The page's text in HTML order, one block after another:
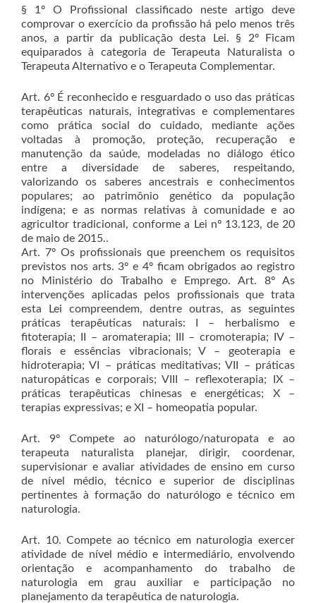
§ 1º O Profissional classificado neste artigo deve
comprovar o exercício da profissão há pelo menos três
anos, a partir da publicação desta Lei. § 2º Ficam
equiparados à categoria de Terapeuta Naturalista o
Terapeuta Alternativo e o Terapeuta Complementar.
Art. 6º É reconhecido e resguardado o uso das práticas
terapêuticas naturais, integrativas e complementares
como prática social do cuidado, mediante ações
voltadas à promoção, proteção, recuperação e
manutenção da saúde, modeladas no diálogo ético
entre a diversidade de saberes, respeitando,
valorizando os saberes ancestrais e conhecimentos
populares; ao patrimônio genético da população
indígena; e as normas relativas à comunidade e ao
agricultor tradicional, conforme a Lei nº 13.123, de 20
de maio de 2015..
Art. 7º Os profissionais que preenchem os requisitos
previstos nos arts. 3º e 4º ficam obrigados ao registro
no Ministério do Trabalho e Emprego. Art. 8º As
intervenções aplicadas pelos profissionais que trata
esta Lei compreendem, dentre outras, as seguintes
práticas terapêuticas naturais: I – herbalismo e
fitoterapia; II – aromaterapia; III – cromoterapia; IV –
florais e essências vibracionais; V – geoterapia e
hidroterapia; VI – práticas meditativas; VII – práticas
naturopáticas e corporais; VIII – reflexoterapia; IX –
práticas terapêuticas chinesas e energéticas; X –
terapias expressivas; e XI – homeopatia popular.
Art. 9º Compete ao naturólogo/naturopata e ao
terapeuta naturalista planejar, dirigir, coordenar,
supervisionar e avaliar atividades de ensino em curso
de nível médio, técnico e superior de disciplinas
pertinentes à formação do naturólogo e técnico em
naturologia.
Art. 10. Compete ao técnico em naturologia exercer
atividade de nível médio e intermediário, envolvendo
orientação e acompanhamento do trabalho de
naturologia em grau auxiliar e participação no
planejamento da terapêutica de naturologia.